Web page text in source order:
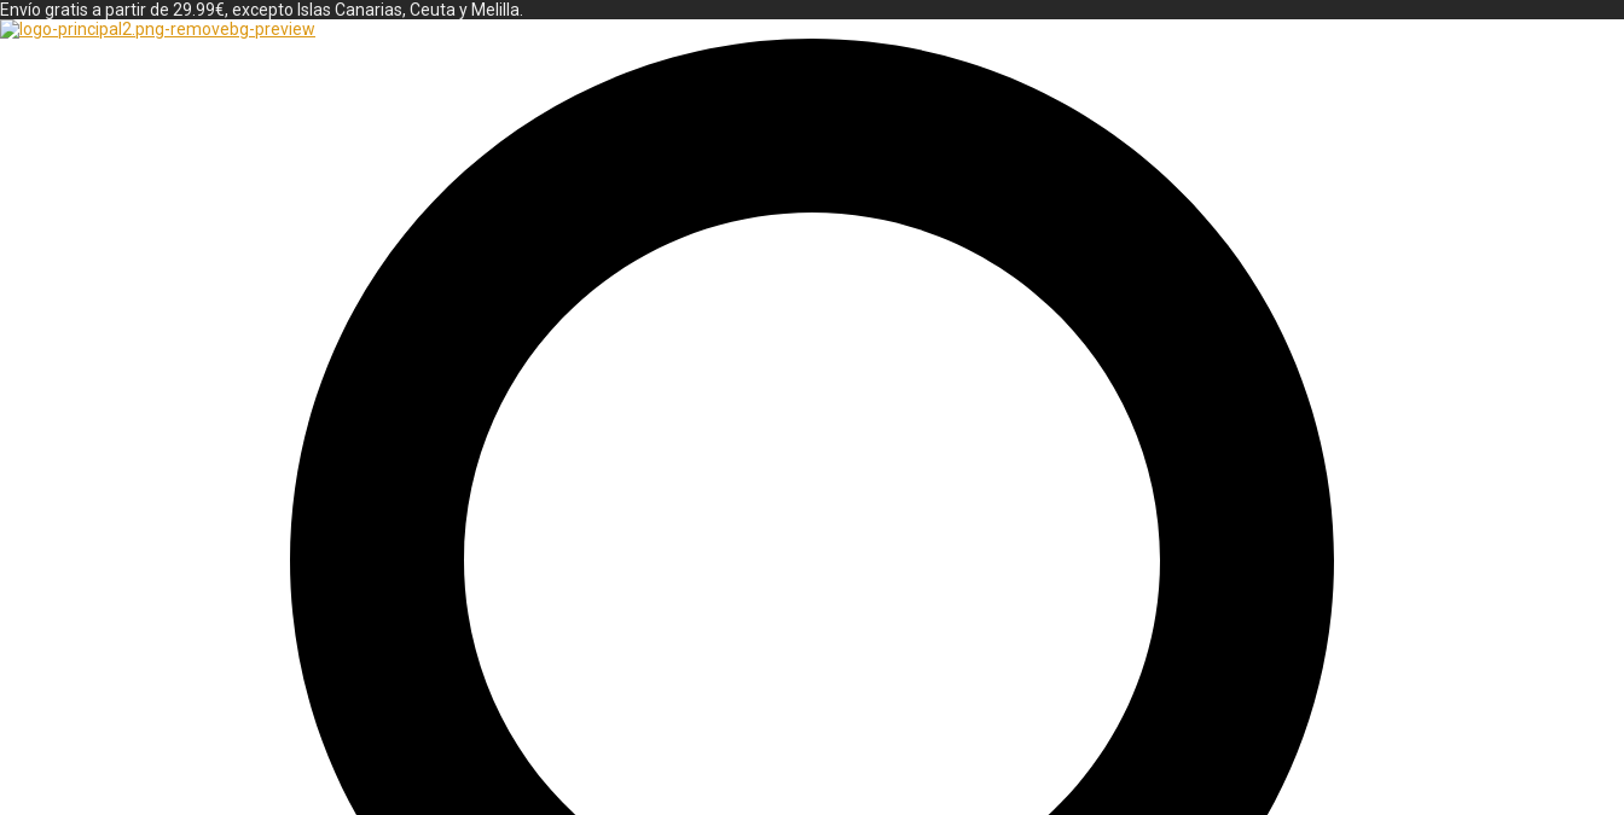
Envío gratis a partir de 29.99€, excepto Islas Canarias, Ceuta y Melilla.